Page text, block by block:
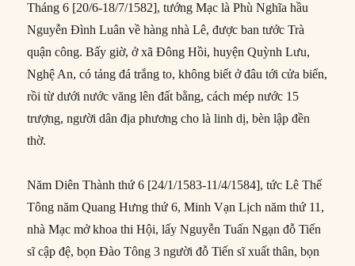
Tháng 6 [20/6-18/7/1582], tướng Mạc là Phù Nghĩa hầu
Nguyễn Đình Luân về hàng nhà Lê, được ban tước Trà
quận công. Bấy giờ, ở xã Đông Hồi, huyện Quỳnh Lưu,
Nghệ An, có tảng đá trắng to, không biết ở đâu tới cửa biển,
rồi từ dưới nước văng lên đất bằng, cách mép nước 15
trượng, người dân địa phương cho là linh dị, bèn lập đền
thờ.
Năm Diên Thành thứ 6 [24/1/1583-11/4/1584], tức Lê Thế
Tông năm Quang Hưng thứ 6, Minh Vạn Lịch năm thứ 11,
nhà Mạc mở khoa thi Hội, lấy Nguyễn Tuấn Ngạn đỗ Tiến
sĩ cập đệ, bọn Đào Tông 3 người đỗ Tiến sĩ xuất thân, bọn